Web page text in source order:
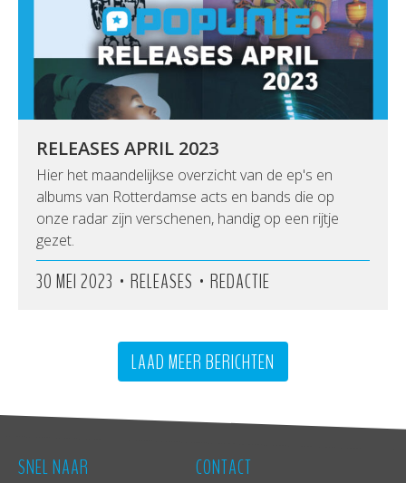
RELEASES APRIL 2023
Hier het maandelijkse overzicht van de ep's en
albums van Rotterdamse acts en bands die op
onze radar zijn verschenen, handig op een rijtje
gezet.
30 MEI 2023 • RELEASES • REDACTIE
LAAD MEER BERICHTEN
SNEL NAAR CONTACT